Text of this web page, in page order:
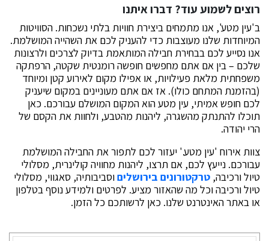
רוצים לשמוע עוד? דברו איתנו
ב'עין מטע', אנו מתמחים ביצירת חוויות בלתי נשכחות. הסוויטות
המיוחדות שלנו מעוצבות כדי להעניק לכם את השהייה המושלמת.
אנו נסייע לכם בבחירת חבילה המותאמת בדיוק לצרכים ולרצונות
שלכם – בין אם אתם מחפשים חופשה רומנטית שקטה, הרפתקה
משפחתית מלאת פעילויות, או אפילו מקום לאירוע קטן ומיוחד
(בהזמנת המתחם כולו). אז אם אתם מעוניינים במקום שיעניק
לכם חופש אמיתי, עין מטע הוא המקום המושלם עבורכם. כאן
תוכלו להתנתק מהשגרה, ליהנות מהטבע, ולחוות את הקסם של
הרי יהודה.
צוות אירוח 'עין מטע.' יעזור לכם לתפור את החבילה המושלמת
עבורכם. נייעץ לכם, אם תרצו, ליהנות מחוויה קולינרית, מסלולי
טיול ורכיבה, טרקטורונים בירושליםוסביבותיה, סאגווי, מסלולי
טיול ורכיבה וכל מה שהאזור מציע. לפרטים ולמידע נוסף בטלפון
או באתר האינטרנט שלנו. כאן לרשותכם כל הזמן.